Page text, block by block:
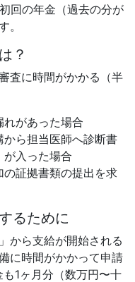
回の年金（過去の分が
。
？
査に時間がかかる（半
があった場合
ら担当医師へ診断書
入った場合
証拠書類の提出を求
るために
から支給が開始される
に時間がかかって申請
1ヶ月分（数万円〜十